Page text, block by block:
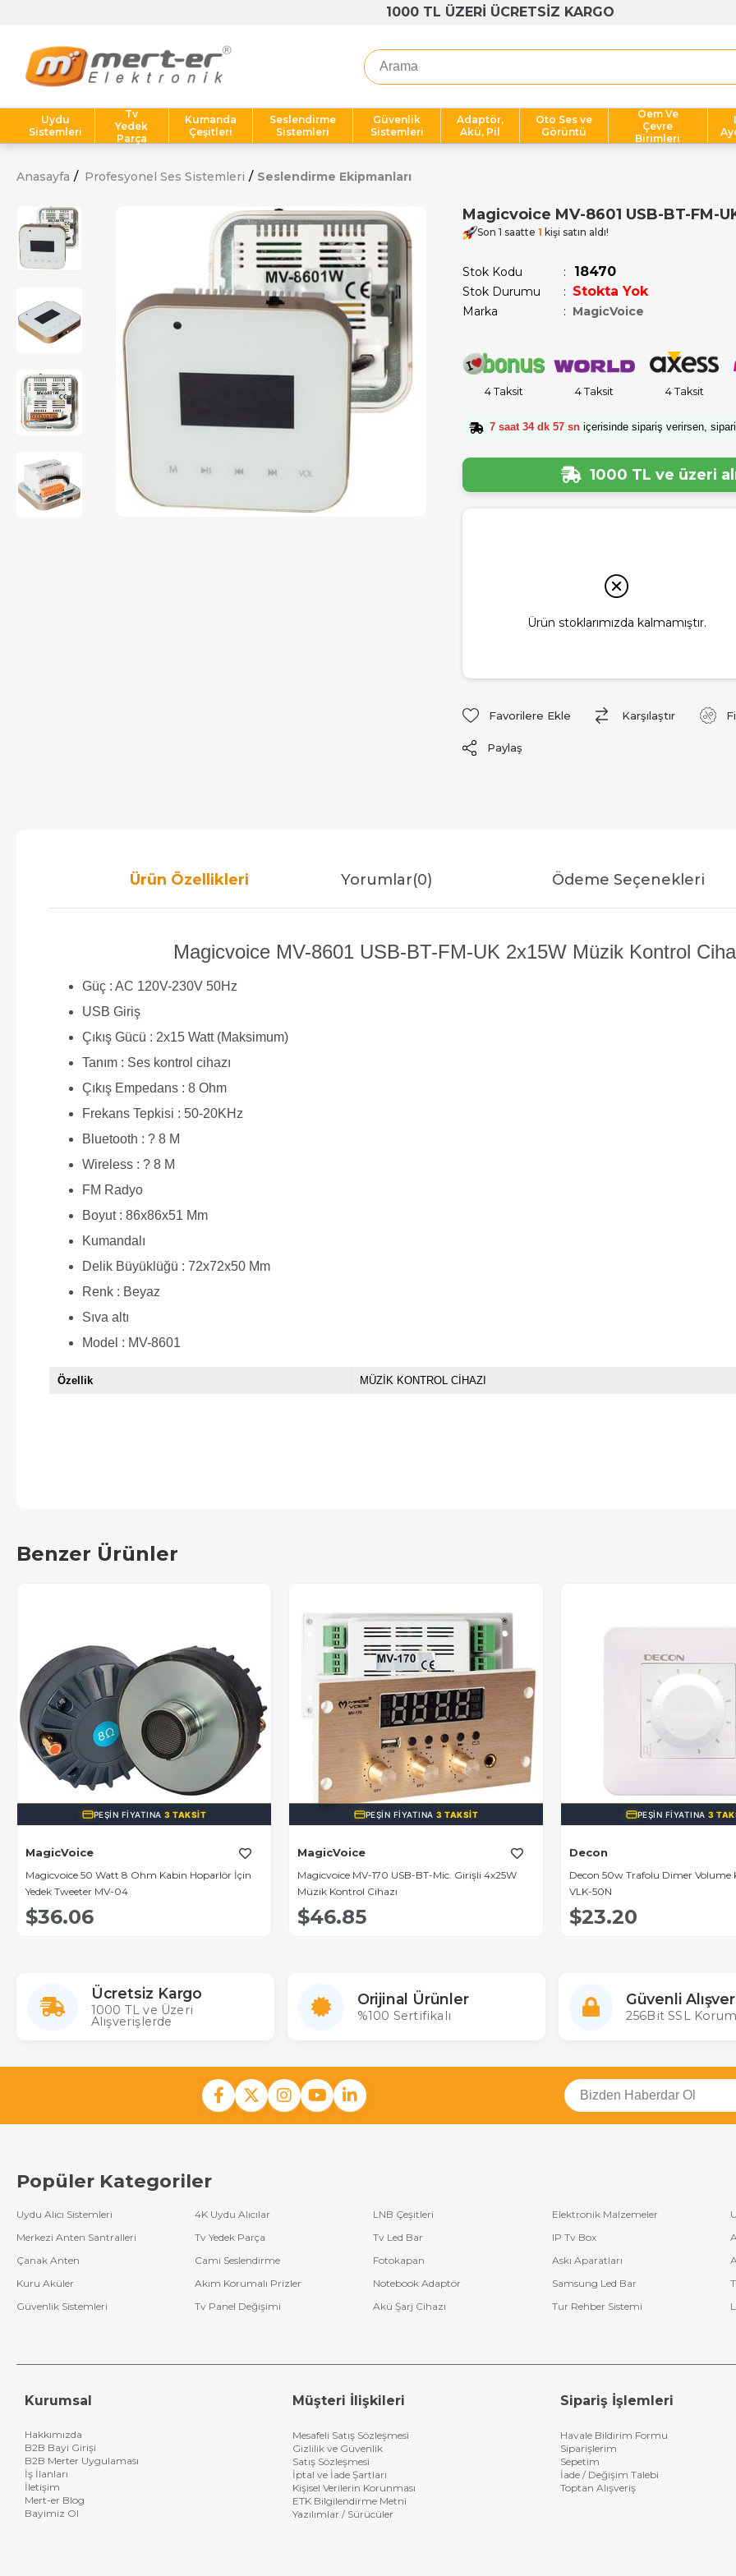
1000 TL ÜZERİ ÜCRETSİZ KARGO
Uydu
Sistemleri
Tv
Yedek
Parça
Kumanda
Çeşitleri
Seslendirme
Sistemleri
Güvenlik
Sistemleri
Adaptör,
Akü, Pil
Oto Ses ve
Görüntü
Oem Ve
Çevre
Birimleri
Anasayfa Profesyonel Ses Sistemleri Seslendirme Ekipmanları
Magicvoice MV-8601 USB-BT-FM-
Son 1 saatte 1 kişi satın aldı!
Stok Kodu 18470
Stok Durumu : Stokta Yok
Marka : MagicVoice
4 Taksit 4 Taksit 4 Taksit
7 saat 34 dk 56 sn içerisinde sipariş verirsen,
1000 TL ve üzeri
Ürün stoklarımızda kalmamıştır.
Favorilere Ekle Karşılaştır
Paylaş
Ürün Özellikleri Yorumlar(0) Ödeme Seçenekleri
Magicvoice MV-8601 USB-BT-FM-UK 2x15W Müzik Kontrol
Güç : AC 120V-230V 50Hz
USB Giriş
Çıkış Gücü : 2x15 Watt (Maksimum)
Tanım : Ses kontrol cihazı
Çıkış Empedans : 8 Ohm
Frekans Tepkisi : 50-20KHz
Bluetooth : ? 8 M
Wireless : ? 8 M
FM Radyo
Boyut : 86x86x51 Mm
Kumandalı
Delik Büyüklüğü : 72x72x50 Mm
Renk : Beyaz
Sıva altı
Model : MV-8601
Özellik MÜZİK KONTROL CİHAZI
Benzer Ürünler
PEŞIN FIYATINA3 TAKSIT
MagicVoice
Magicvoice 50 Watt 8 Ohm Kabin Hoparlör İçin
Yedek Tweeter MV-04
$36.06
PEŞIN FIYATINA3 TAKSIT
MagicVoice
Magicvoice MV-170 USB-BT-Mic. Girişli 4x25W
Müzik Kontrol Cihazı
$46.85
PEŞIN FIYATINA3
Decon
Decon 50w Trafolu Dimer Volume
VLK-50N
$23.20
Ücretsiz Kargo
1000 TL ve Üzeri
Alışverişlerde
Orijinal Ürünler
%100 Sertifikalı
Güvenli
256Bit SSL
Popüler Kategoriler
Uydu Alıcı Sistemleri 4K Uydu Alıcılar LNB Çeşitleri Elektronik Malzemeler
Merkezi Anten Santralleri
Tv Yedek Parça Tv Led Bar IP Tv Box
Çanak Anten
Cami Seslendirme Fotokapan Askı Aparatları
Kuru Aküler
Akım Korumalı Prizler Notebook Adaptör Samsung Led Bar
Güvenlik Sistemleri
Tv Panel Değişimi Akü Şarj Cihazı Tur Rehber Sistemi
Kurumsal
Hakkımızda
B2B Bayi Girişi
B2B Merter Uygulaması
İş İlanları
İletişim
Mert-er Blog
Bayimiz Ol
Müşteri İlişkileri
Mesafeli Satış Sözleşmesi
Gizlilik ve Güvenlik
Satış Sözleşmesi
İptal ve İade Şartları
Kişisel Verilerin Korunması
ETK Bilgilendirme Metni
Yazılımlar / Sürücüler
Sipariş İşlemleri
Havale Bildirim Formu
Siparişlerim
Sepetim
İade / Değişim Talebi
Toptan Alışveriş